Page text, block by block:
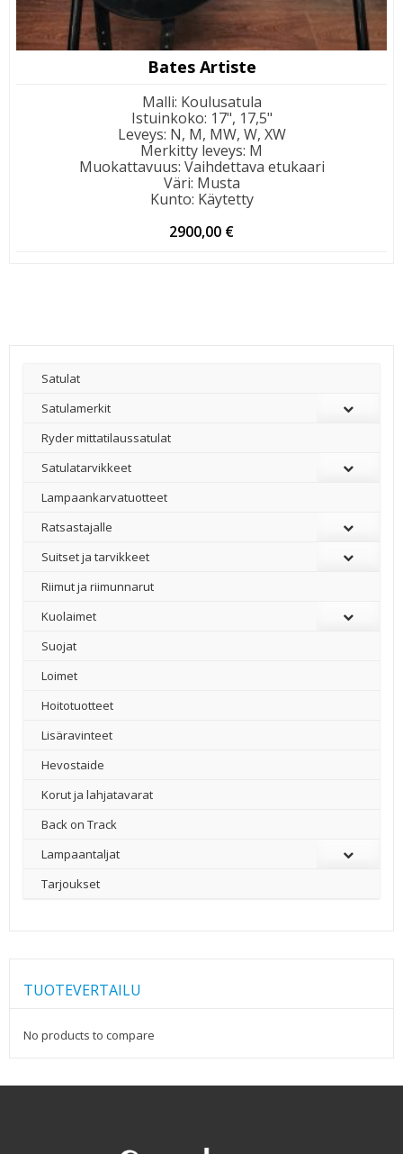
Bates Artiste
Malli: Koulusatula
Istuinkoko: 17", 17,5"
Leveys: N, M, MW, W, XW
Merkitty leveys: M
Muokattavuus: Vaihdettava etukaari
Väri: Musta
Kunto: Käytetty
2900,00 €
Satulat
Satulamerkit
Ryder mittatilaussatulat
Satulatarvikkeet
–
Lampaankarvatuotteet
Ratsastajalle
Suitset ja tarvikkeet
Riimut ja riimunnarut
Kuolaimet
Suojat
Loimet
Hoitotuotteet
Lisäravinteet
Hevostaide
Korut ja lahjatavarat
Back on Track
Lampaantaljat
Tarjoukset
TUOTEVERTAILU
No products to compare